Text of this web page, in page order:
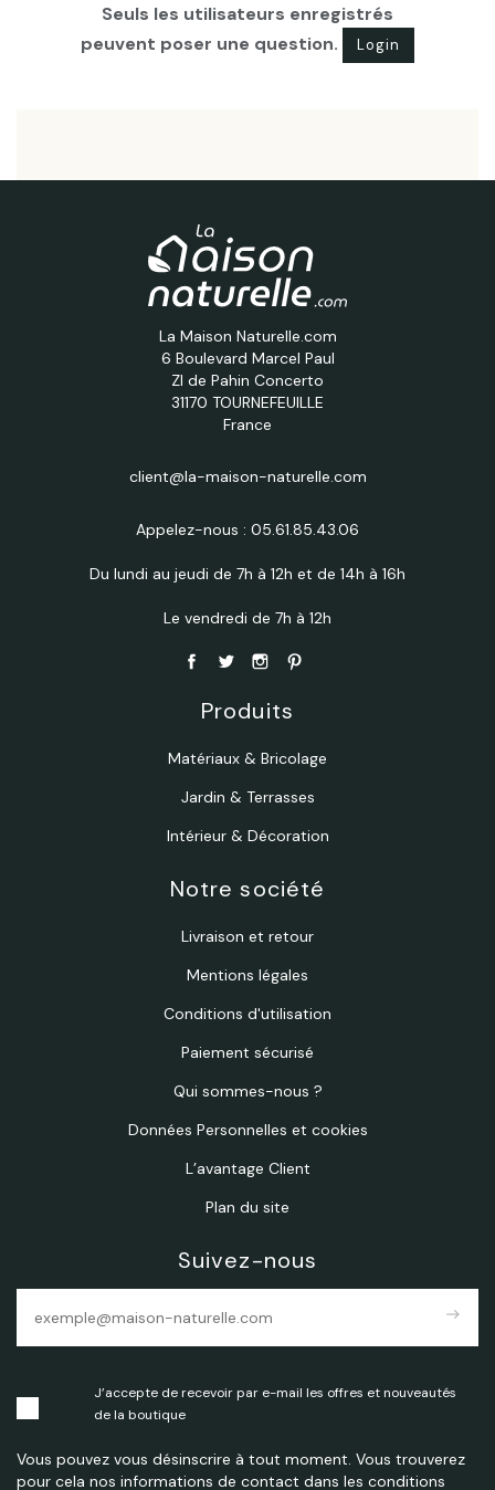
Seuls les utilisateurs enregistrés
peuvent poser une question.
Login
La Maison Naturelle.com
6 Boulevard Marcel Paul
ZI de Pahin Concerto
31170 TOURNEFEUILLE
France
client@la-maison-naturelle.com
Appelez-nous : 05.61.85.43.06
Du lundi au jeudi de 7h à 12h et de 14h à 16h
Le vendredi de 7h à 12h
Produits
Matériaux & Bricolage
Jardin & Terrasses
Intérieur & Décoration
Notre société
Livraison et retour
Mentions légales
Conditions d'utilisation
Paiement sécurisé
Qui sommes-nous ?
Données Personnelles et cookies
L’avantage Client
Plan du site
Suivez-nous
east
J’accepte de recevoir par e-mail les offres et nouveautés
de la boutique
Vous pouvez vous désinscrire à tout moment. Vous trouverez
pour cela nos informations de contact dans les conditions